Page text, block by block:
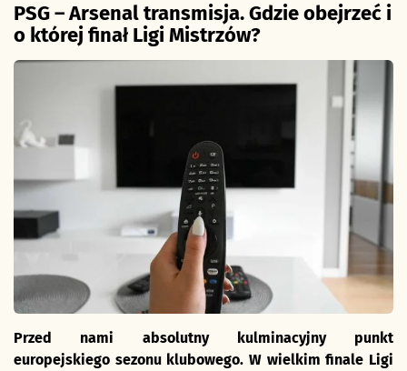
PSG – Arsenal transmisja. Gdzie obejrzeć i
o której finał Ligi Mistrzów?
Przed nami absolutny kulminacyjny punkt
europejskiego sezonu klubowego. W wielkim finale Ligi